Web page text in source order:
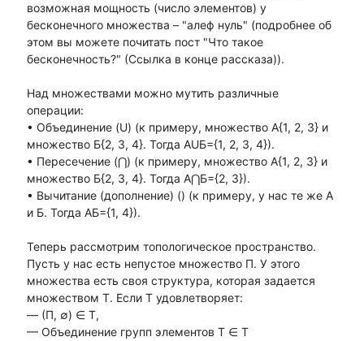
возможная мощность (число элементов) у
бесконечного множества – "алеф нуль" (подробнее об
этом вы можете почитать пост "Что такое
бесконечность?" (Ссылка в конце рассказа)).
Над множествами можно мутить различные
операции:
• Объединение (U) (к примеру, множество А{1, 2, 3} и
множество Б{2, 3, 4}. Тогда АUБ={1, 2, 3, 4}).
• Пересечение (⋂) (к примеру, множество А{1, 2, 3} и
множество Б{2, 3, 4}. Тогда А⋂Б={2, 3}).
• Вычитание (дополнение) () (к примеру, у нас те же А
и Б. Тогда АБ={1, 4}).
Теперь рассмотрим топологическое пространство.
Пусть у нас есть непустое множество П. У этого
множества есть своя структура, которая задается
множеством Т. Если Т удовлетворяет:
— (П, ∅) ∈ Т,
— Объединение групп элементов Т ∈ Т